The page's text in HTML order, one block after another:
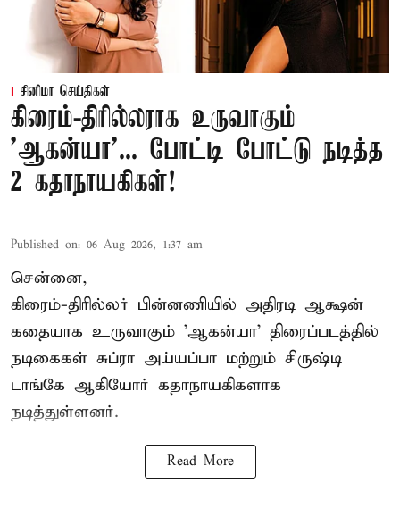
சினிமா செய்திகள்
கிரைம்-திரில்லராக உருவாகும்
'ஆகன்யா'... போட்டி போட்டு நடித்த
2 கதாநாயகிகள்!
Published on: 06 Aug 2026, 1:37 am
சென்னை,
கிரைம்-திரில்லர் பின்னணியில் அதிரடி ஆக்ஷன்
கதையாக உருவாகும் 'ஆகன்யா' திரைப்படத்தில்
நடிகைகள் சுப்ரா அய்யப்பா மற்றும் சிருஷ்டி
டாங்கே ஆகியோர் கதாநாயகிகளாக
நடித்துள்ளனர்.
Read More